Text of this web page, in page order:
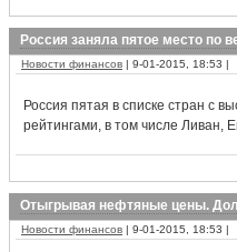
Россия заняла пятое место по
Новости финансов | 9-01-2015, 18:53 |
Россия пятая в списке стран с
рейтингами, в том числе Ливан,
Отыгрывая нефтяные цены.
Новости финансов | 9-01-2015, 18:53 |